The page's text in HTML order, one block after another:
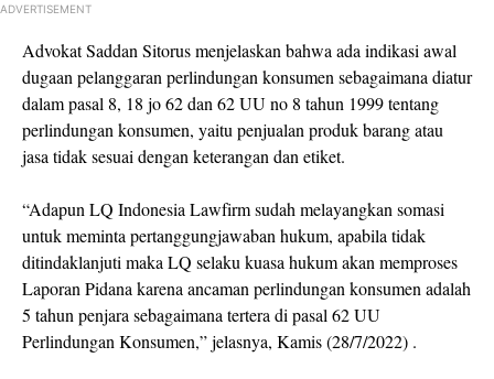
ADVERTISEMENT
Advokat Saddan Sitorus menjelaskan bahwa ada indikasi awal
dugaan pelanggaran perlindungan konsumen sebagaimana diatur
dalam pasal 8, 18 jo 62 dan 62 UU no 8 tahun 1999 tentang
perlindungan konsumen, yaitu penjualan produk barang atau
jasa tidak sesuai dengan keterangan dan etiket.
“Adapun LQ Indonesia Lawfirm sudah melayangkan somasi
untuk meminta pertanggungjawaban hukum, apabila tidak
ditindaklanjuti maka LQ selaku kuasa hukum akan memproses
Laporan Pidana karena ancaman perlindungan konsumen adalah
5 tahun penjara sebagaimana tertera di pasal 62 UU
Perlindungan Konsumen,” jelasnya, Kamis (28/7/2022) .